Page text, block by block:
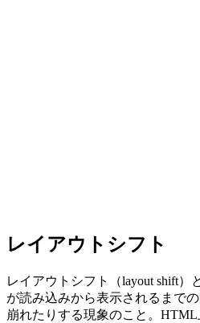
レイアウトシフト
レイアウトシフト（layout shift）
が読み込みから表示されるまで
崩れたりする現象のこと。